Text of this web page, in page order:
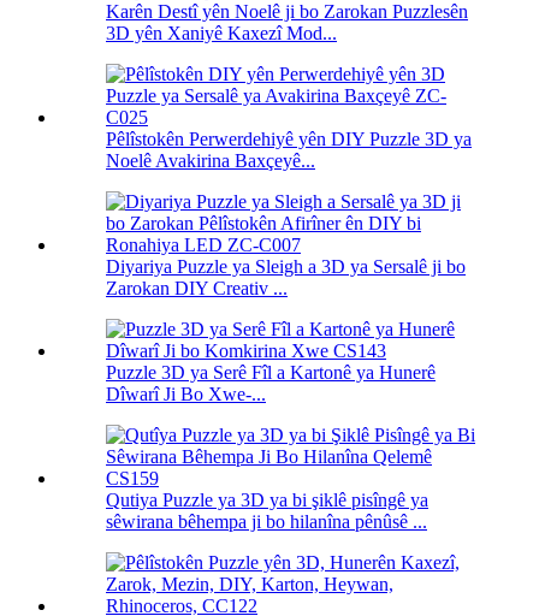
Karên Destî yên Noelê ji bo Zarokan Puzzlesên
3D yên Xaniyê Kaxezî Mod...
Pêlîstokên Perwerdehiyê yên DIY Puzzle 3D ya
Noelê Avakirina Baxçeyê...
Diyariya Puzzle ya Sleigh a 3D ya Sersalê ji bo
Zarokan DIY Creativ ...
Puzzle 3D ya Serê Fîl a Kartonê ya Hunerê
Dîwarî Ji Bo Xwe-...
Qutiya Puzzle ya 3D ya bi şiklê pisîngê ya
sêwirana bêhempa ji bo hilanîna pênûsê ...